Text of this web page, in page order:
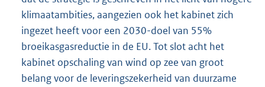
klimaatambities, aangezien ook het kabinet zich
ingezet heeft voor een 2030-doel van 55%
broeikasgasreductie in de EU. Tot slot acht het
kabinet opschaling van wind op zee van groot
belang voor de leveringszekerheid van duurzame